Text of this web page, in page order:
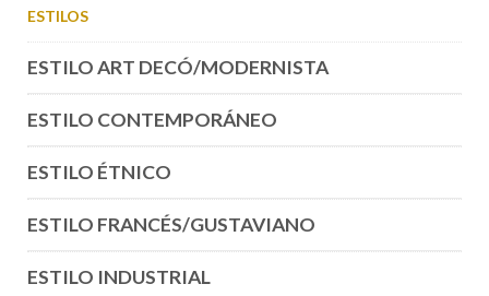
ESTILOS
ESTILO ART DECÓ/MODERNISTA
ESTILO CONTEMPORÁNEO
ESTILO ÉTNICO
ESTILO FRANCÉS/GUSTAVIANO
ESTILO INDUSTRIAL